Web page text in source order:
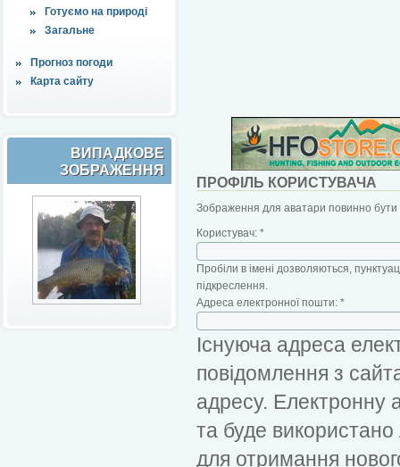
Готуємо на природі
Загальне
Прогноз погоди
Карта сайту
ВИПАДКОВЕ
ЗОБРАЖЕННЯ
ПРОФІЛЬ КОРИСТУВАЧА
Зображення для аватари повинно бути
Користувач: *
Пробіли в імені дозволяються,
підкреслення.
Адреса електронної пошти: *
Існуюча адреса
повідомлення з
адресу. Електронну
та буде
для отримання